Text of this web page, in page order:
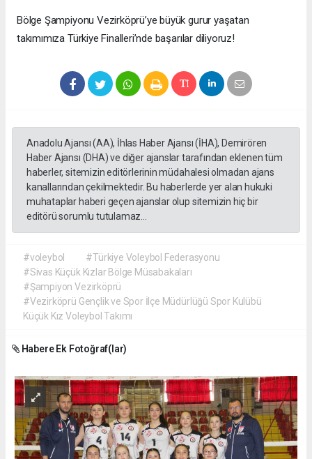
Bölge Şampiyonu Vezirköprü’ye büyük gurur yaşatan
takımımıza Türkiye Finalleri’nde başarılar diliyoruz!
Anadolu Ajansı (AA), İhlas Haber Ajansı (İHA), Demirören
Haber Ajansı (DHA) ve diğer ajanslar tarafından eklenen tüm
haberler, sitemizin editörlerinin müdahalesi olmadan ajans
kanallarından çekilmektedir. Bu haberlerde yer alan hukuki
muhataplar haberi geçen ajanslar olup sitemizin hiç bir
editörü sorumlu tutulamaz...
#voleybol
#Türkiye Voleybol Federasyonu
#Sivas Küçük Kızlar Bölge Müsabakaları
#Şampiyon Vezirköprü
#Vezirköprü Gençlik ve Spor İlçe Müdürlüğü Spor Kulübü
Küçük Kız Voleybol Takımı
Habere Ek Fotoğraf(lar)